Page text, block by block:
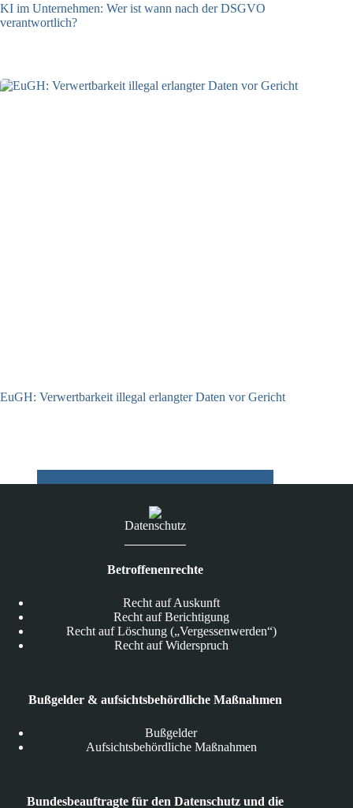
KI im Unternehmen: Wer ist wann nach der DSGVO
verantwortlich?
EuGH: Verwertbarkeit illegal erlangter Daten vor Gericht
Datenschutz
Betroffenenrechte
Recht auf Auskunft
Recht auf Berichtigung
Recht auf Löschung („Vergessenwerden“)
Recht auf Widerspruch
Bußgelder & aufsichtsbehördliche Maßnahmen
Bußgelder
Aufsichtsbehördliche Maßnahmen
Bundesbeauftragte für den Datenschutz und die